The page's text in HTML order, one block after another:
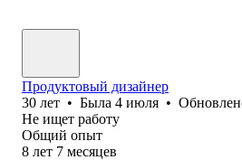
Продуктовый дизайнер
30 лет • Была 4 июля •
Не ищет работу
Общий опыт
8 лет 7 месяцев